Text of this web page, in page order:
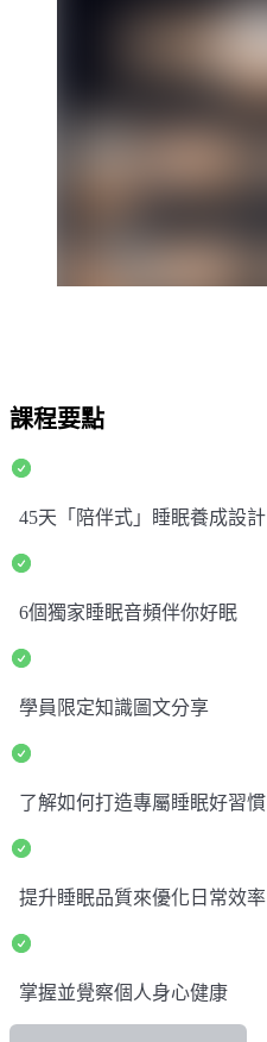
課程要點
45天「陪伴式」睡眠養成設計
6個獨家睡眠音頻伴你好眠
學員限定知識圖文分享
了解如何打造專屬睡眠好習慣
提升睡眠品質來優化日常效率
掌握並覺察個人身心健康